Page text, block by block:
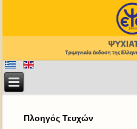
Πλοηγός Τευχών